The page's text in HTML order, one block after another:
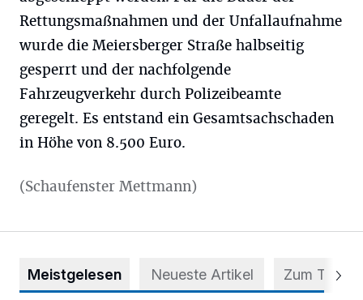
Rettungsmaßnahmen und der Unfallaufnahme
wurde die Meiersberger Straße halbseitig
gesperrt und der nachfolgende
Fahrzeugverkehr durch Polizeibeamte
geregelt. Es entstand ein Gesamtsachschaden
in Höhe von 8.500 Euro.
(Schaufenster Mettmann)
Meistgelesen Neueste Artikel Zum Thema